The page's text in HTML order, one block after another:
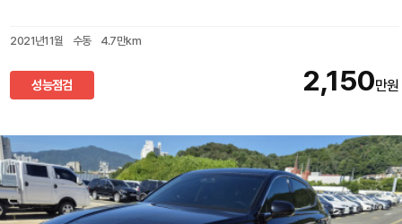
2021년11월 수동 4.7만km
성능점검 2,150만원